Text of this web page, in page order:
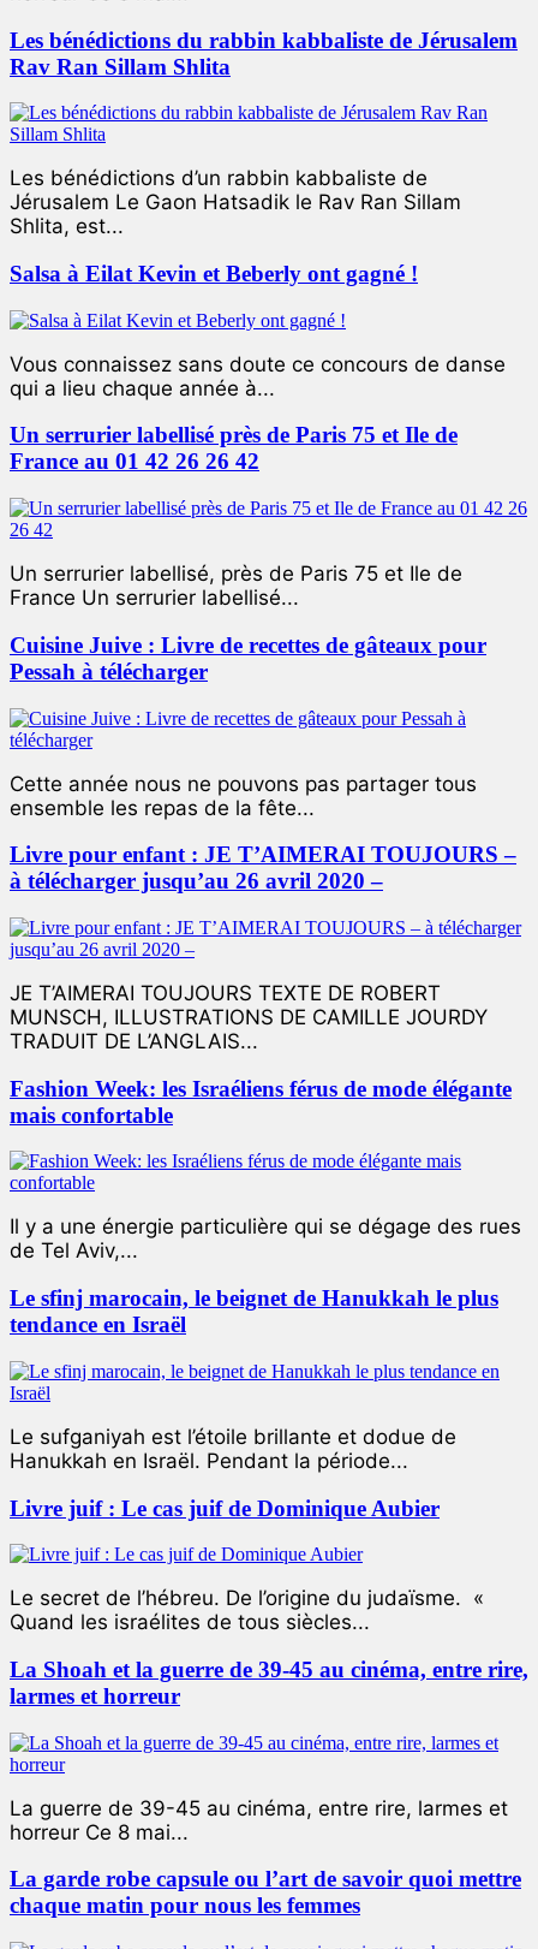
Les bénédictions du rabbin kabbaliste de Jérusalem
Rav Ran Sillam Shlita
Les bénédictions d’un rabbin kabbaliste de
Jérusalem Le Gaon Hatsadik le Rav Ran Sillam
Shlita, est...
Salsa à Eilat Kevin et Beberly ont gagné !
Vous connaissez sans doute ce concours de danse
qui a lieu chaque année à...
Un serrurier labellisé près de Paris 75 et Ile de
France au 01 42 26 26 42
Un serrurier labellisé, près de Paris 75 et Ile de
France Un serrurier labellisé...
Cuisine Juive : Livre de recettes de gâteaux pour
Pessah à télécharger
Cette année nous ne pouvons pas partager tous
ensemble les repas de la fête...
Livre pour enfant : JE T’AIMERAI TOUJOURS –
à télécharger jusqu’au 26 avril 2020 –
JE T’AIMERAI TOUJOURS TEXTE DE ROBERT
MUNSCH, ILLUSTRATIONS DE CAMILLE JOURDY
TRADUIT DE L’ANGLAIS...
Fashion Week: les Israéliens férus de mode élégante
mais confortable
Il y a une énergie particulière qui se dégage des rues
de Tel Aviv,...
Le sfinj marocain, le beignet de Hanukkah le plus
tendance en Israël
Le sufganiyah est l’étoile brillante et dodue de
Hanukkah en Israël. Pendant la période...
Livre juif : Le cas juif de Dominique Aubier
Le secret de l’hébreu. De l’origine du judaïsme. «
Quand les israélites de tous siècles...
La Shoah et la guerre de 39-45 au cinéma, entre rire,
larmes et horreur
La guerre de 39-45 au cinéma, entre rire, larmes et
horreur Ce 8 mai...
La garde robe capsule ou l’art de savoir quoi mettre
chaque matin pour nous les femmes